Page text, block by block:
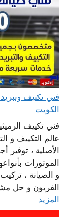
الكويت
فني تكييف
عالم التكييف و
الأصلية ، توفير
الموتورات
و الصيانة ، تركيب
الفريون و حل
المزيد